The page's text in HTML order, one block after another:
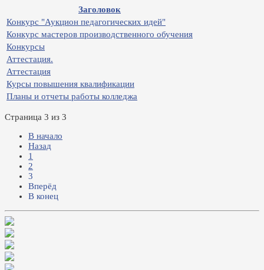
Заголовок
Конкурс "Аукцион педагогических идей"
Конкурс мастеров производственного обучения
Конкурсы
Аттестация.
Аттестация
Курсы повышения квалификации
Планы и отчеты работы колледжа
Страница 3 из 3
В начало
Назад
1
2
3
Вперёд
В конец